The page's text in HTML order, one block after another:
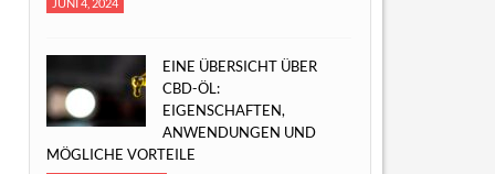
EINE ÜBERSICHT ÜBER
CBD-ÖL:
EIGENSCHAFTEN,
ANWENDUNGEN UND
MÖGLICHE VORTEILE